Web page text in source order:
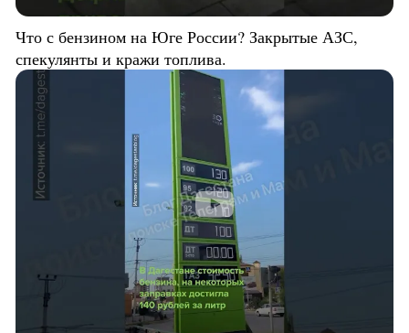
Что с бензином на Юге России? Закрытые АЗС,
спекулянты и кражи топлива.